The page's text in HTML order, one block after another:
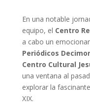
En una notable
equipo, el Centro
a cabo un
Periódicos
Centro Cultural
una ventana al
explorar la
XIX.